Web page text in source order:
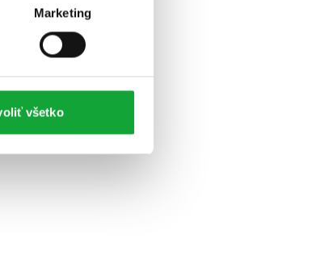
Marketing
všetko